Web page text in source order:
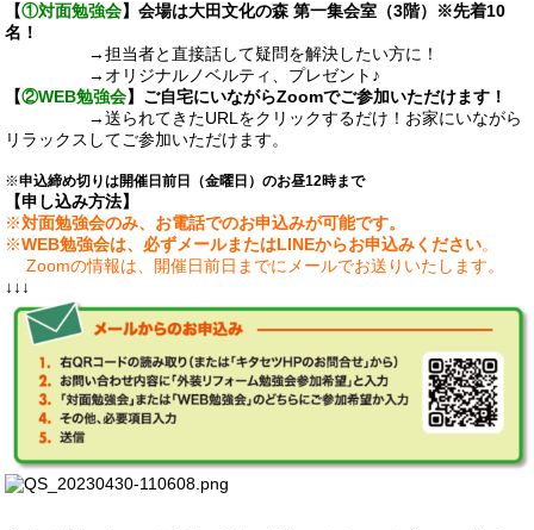
【①対面勉強会】会場は大田文化の森 第一集会室（3階）※先着10
名！
→担当者と直接話して疑問を解決したい方に！
→オリジナルノベルティ、プレゼント♪
【②WEB勉強会】ご自宅にいながらZoomでご参加いただけます！
→送られてきたURLをクリックするだけ！お家にいながら
リラックスしてご参加いただけます。
※申込締め切りは開催日前日（金曜日）のお昼12時まで
【申し込み方法】
※対面勉強会のみ、お電話でのお申込みが可能です。
※WEB勉強会は、必ずメールまたはLINEからお申込みください。
Zoomの情報は、開催日前日までにメールでお送りいたします。
↓↓↓